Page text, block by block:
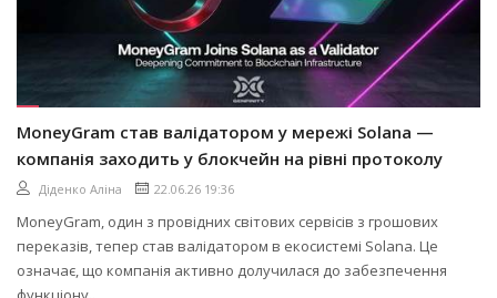
MoneyGram став валідатором у мережі Solana —
компанія заходить у блокчейн на рівні протоколу
Діденко Аліна 22.06.26 19:36
MoneyGram, один з провідних світових сервісів з грошових
переказів, тепер став валідатором в екосистемі Solana. Це
означає, що компанія активно долучилася до забезпечення